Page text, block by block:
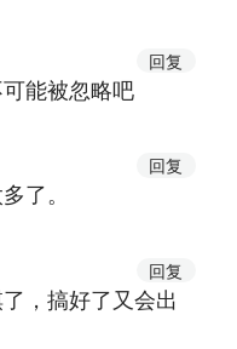
回复
能被忽略吧
回复
了。
回复
，搞好了又会出